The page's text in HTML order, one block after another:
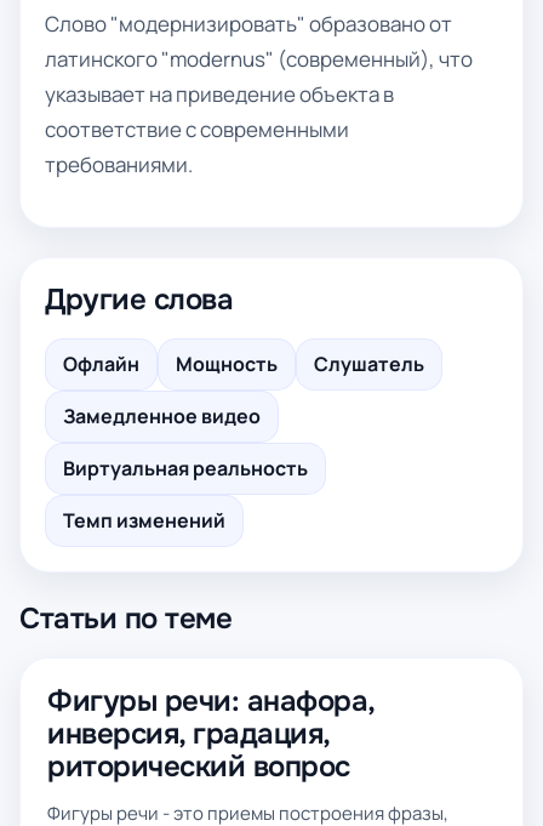
Слово "модернизировать" образовано от
латинского "modernus" (современный), что
указывает на приведение объекта в
соответствие с современными
требованиями.
Другие слова
Офлайн Мощность
Слушатель
Замедленное видео
Виртуальная реальность
Темп изменений
Статьи по теме
Фигуры речи: анафора,
инверсия, градация,
риторический вопрос
Фигуры речи - это приемы построения фразы,